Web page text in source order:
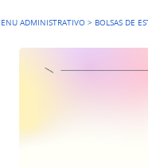
ADMINISTRATIVO > BOLSAS DE